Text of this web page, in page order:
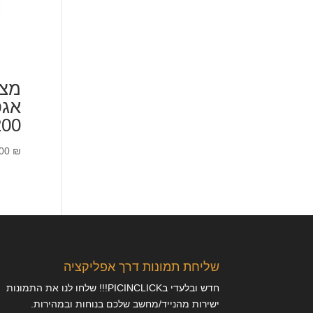
₪
שליחת תמונות דרך אפליקציה
חדש ובלעדי בPICINCLICK!!! שלחו לנו את התמונות
ישירות מהנייד/מחשב שלכם בנוחות ובמהירות.